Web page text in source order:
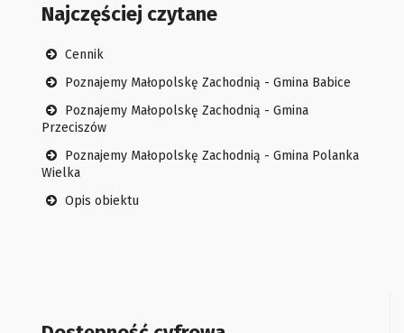
Najczęściej czytane
Cennik
Poznajemy Małopolskę Zachodnią - Gmina Babice
Poznajemy Małopolskę Zachodnią - Gmina
Przeciszów
Poznajemy Małopolskę Zachodnią - Gmina Polanka
Wielka
Opis obiektu